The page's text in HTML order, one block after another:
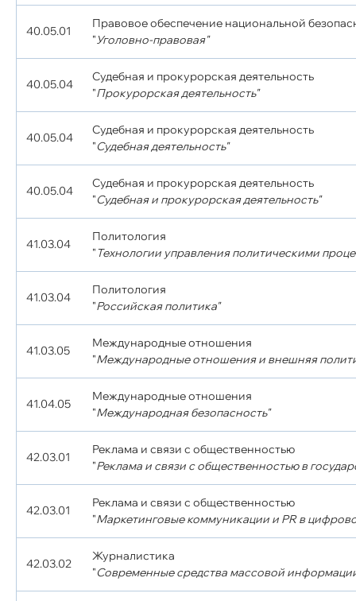
40.05.01
Правовое обеспечение национальной
"Уголовно-правовая"
40.05.04
Судебная и прокурорская деятельность
"Прокурорская деятельность"
40.05.04
Судебная и прокурорская деятельность
"Судебная деятельность"
40.05.04
Судебная и прокурорская деятельность
"Судебная и прокурорская деятельность"
41.03.04
Политология
"Технологии управления политическими
41.03.04
Политология
"Российская политика"
41.03.05
Международные отношения
"Международные отношения и внешняя
41.04.05
Международные отношения
"Международная безопасность"
42.03.01
Реклама и связи с общественностью
"Реклама и связи с общественностью в
42.03.01
Реклама и связи с общественностью
"Маркетинговые коммуникации и PR в
42.03.02
Журналистика
"Современные средства массовой